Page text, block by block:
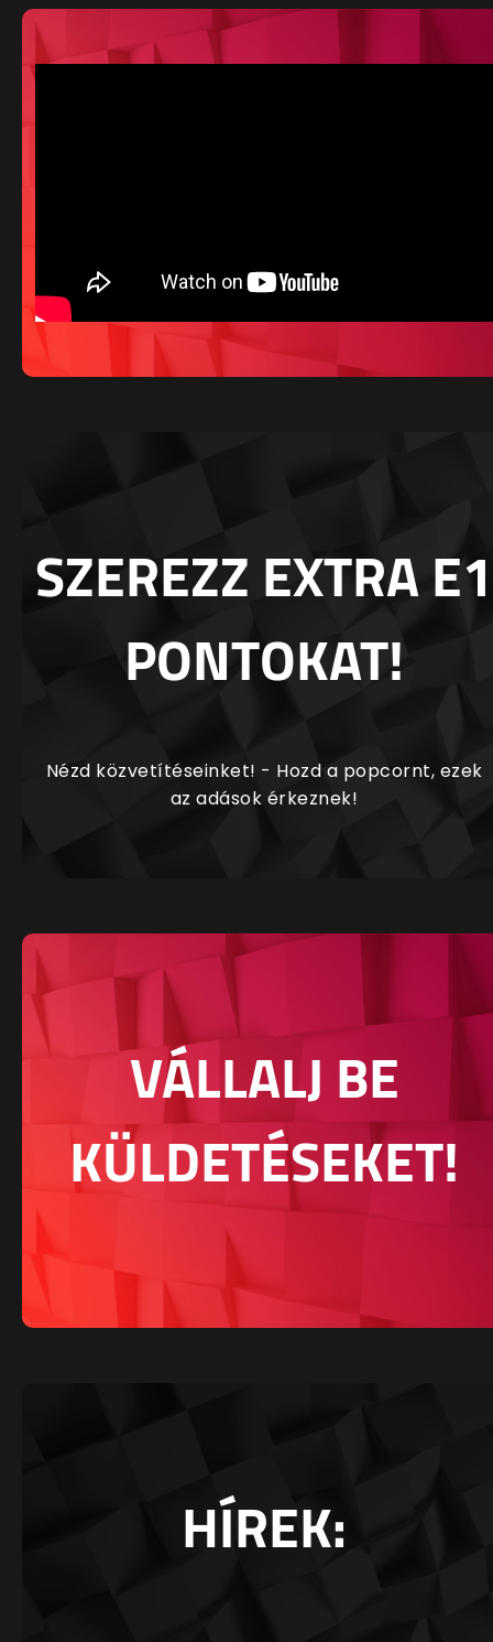
SZEREZZ EXTRA E1
PONTOKAT!
Nézd közvetítéseinket! - Hozd a popcornt, ezek
az adások érkeznek!
VÁLLALJ BE
KÜLDETÉSEKET!
HÍREK: